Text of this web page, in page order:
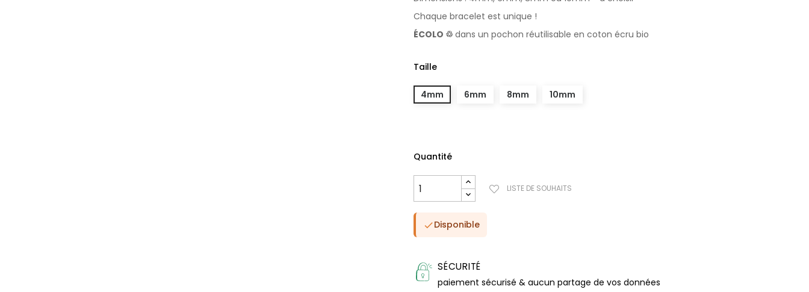
Chaque bracelet est unique !
ÉCOLO ♲ dans un pochon réutilisable en coton écru bio
Taille
4mm 6mm 8mm 10mm
Quantité
LISTE DE SOUHAITS
Disponible
SÉCURITÉ
paiement sécurisé & aucun partage de vos données